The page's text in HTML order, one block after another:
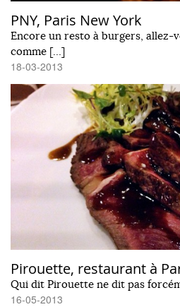
PNY, Paris New York
Encore un resto à burgers, allez-
comme […]
18-03-2013
Pirouette, restaurant à
Qui dit Pirouette ne dit pas
16-05-2013